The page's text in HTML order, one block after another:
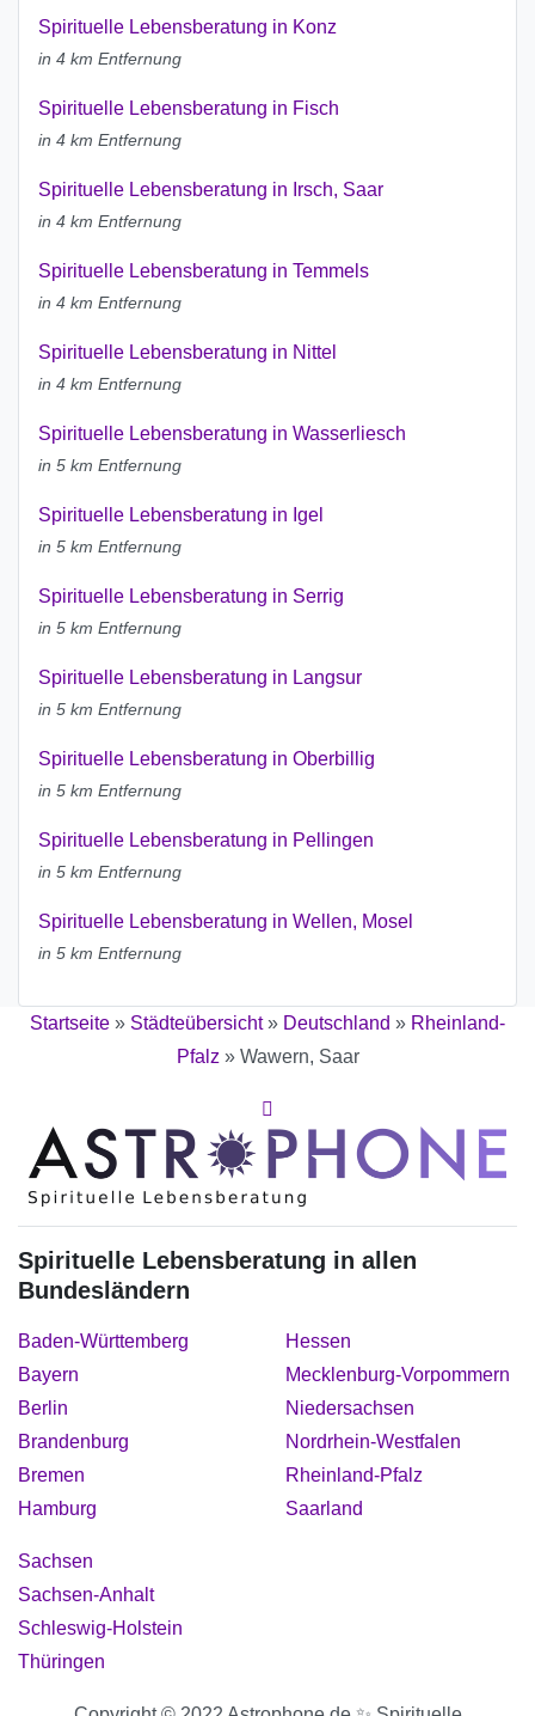
Spirituelle Lebensberatung in Konz
in 4 km Entfernung
Spirituelle Lebensberatung in Fisch
in 4 km Entfernung
Spirituelle Lebensberatung in Irsch, Saar
in 4 km Entfernung
Spirituelle Lebensberatung in Temmels
in 4 km Entfernung
Spirituelle Lebensberatung in Nittel
in 4 km Entfernung
Spirituelle Lebensberatung in Wasserliesch
in 5 km Entfernung
Spirituelle Lebensberatung in Igel
in 5 km Entfernung
Spirituelle Lebensberatung in Serrig
in 5 km Entfernung
Spirituelle Lebensberatung in Langsur
in 5 km Entfernung
Spirituelle Lebensberatung in Oberbillig
in 5 km Entfernung
Spirituelle Lebensberatung in Pellingen
in 5 km Entfernung
Spirituelle Lebensberatung in Wellen, Mosel
in 5 km Entfernung
Startseite » Städteübersicht» Deutschland » Rheinland-
Pfalz» Wawern, Saar
Spirituelle Lebensberatung in allen
Bundesländern
Baden-Württemberg
Bayern
Berlin
Brandenburg
Bremen
Hamburg
Hessen
Mecklenburg-Vorpommern
Niedersachsen
Nordrhein-Westfalen
Rheinland-Pfalz
Saarland
Sachsen
Sachsen-Anhalt
Schleswig-Holstein
Thüringen